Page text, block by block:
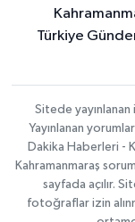
Türkiye
Sitede
Yayınlanan
Dakika Haberleri -
Kahramanmaraş
sayfada açılır.
fotoğraflar izin